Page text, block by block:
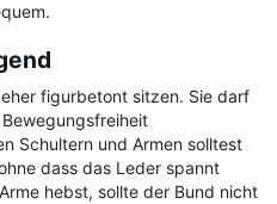
figurbetont sitzen. Sie darf
Schultern und Armen solltest
dass das Leder spannt
hebst, sollte der Bund nicht